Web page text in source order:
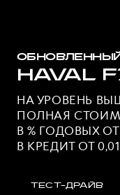
ОБНОВЛЕННЫЙ
HAVAL
НА УРОВЕНЬ
ПОЛНАЯ
В % ГОДОВЫХ ОТ
В КРЕДИТ ОТ
ТЕСТ-ДРАЙВ